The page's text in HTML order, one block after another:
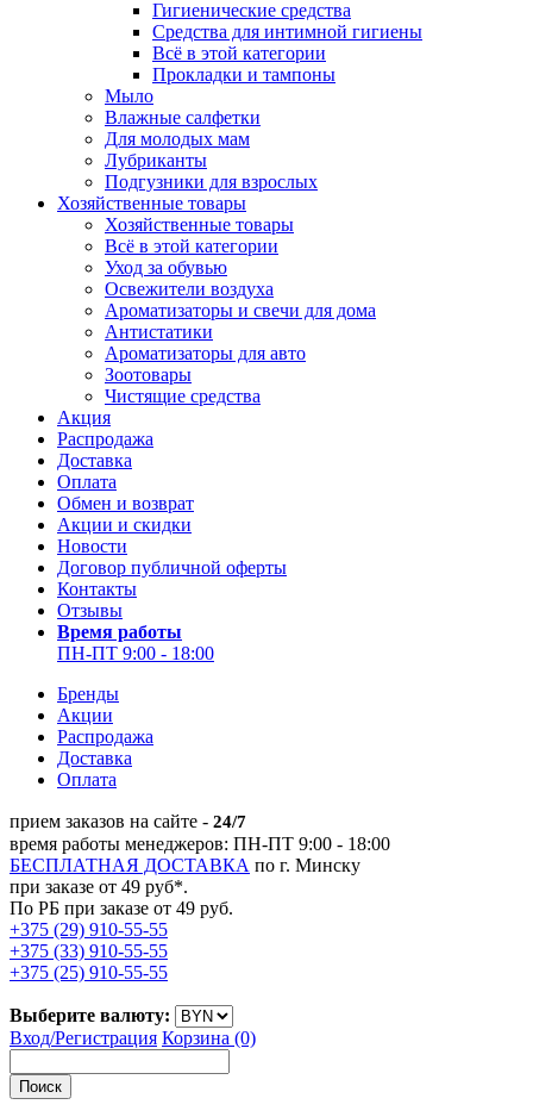
Гигиенические средства
Средства для интимной гигиены
Всё в этой категории
Прокладки и тампоны
Мыло
Влажные салфетки
Для молодых мам
Лубриканты
Подгузники для взрослых
Хозяйственные товары
Хозяйственные товары
Всё в этой категории
Уход за обувью
Освежители воздуха
Ароматизаторы и свечи для дома
Антистатики
Ароматизаторы для авто
Зоотовары
Чистящие средства
Акция
Распродажа
Доставка
Оплата
Обмен и возврат
Акции и скидки
Новости
Договор публичной оферты
Контакты
Отзывы
Время работы
ПН-ПТ 9:00 - 18:00
Бренды
Акции
Распродажа
Доставка
Оплата
прием заказов на сайте - 24/7
время работы менеджеров: ПН-ПТ 9:00 - 18:00
БЕСПЛАТНАЯ ДОСТАВКА по г. Минску
при заказе от 49 руб*.
По РБ при заказе от 49 руб.
+375 (29) 910-55-55
+375 (33) 910-55-55
+375 (25) 910-55-55
Выберите валюту:
Вход/Регистрация Корзина (0)
Поиск